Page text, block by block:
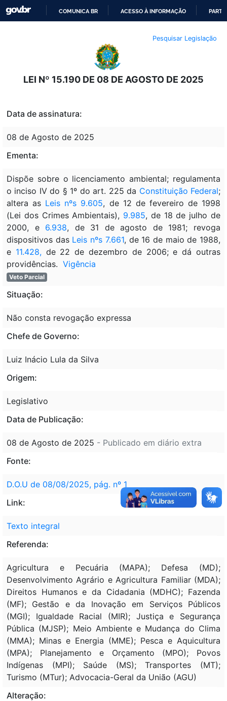
O
CONTEÚDO
COMUNICA BR ACESSO À INFORMAÇÃO
Pesquisar Legislação
LEI Nº 15.190 DE 08 DE AGOSTO DE 2025
Data de assinatura:
08 de Agosto de 2025
Ementa:
Dispõe sobre o licenciamento ambiental; regulamenta
o inciso IV do § 1º do art. 225 da Constituição Federal;
altera as Leis nºs 9.605, de 12 de fevereiro de 1998
(Lei dos Crimes Ambientais), 9.985, de 18 de julho de
2000, e 6.938, de 31 de agosto de 1981; revoga
dispositivos das Leis nºs 7.661, de 16 de maio de 1988,
e 11.428,de 22 de dezembro de 2006; e dá outras
providências. Vigência
Veto Parcial
Situação:
Não consta revogação expressa
Chefe de Governo:
Luiz Inácio Lula da Silva
Origem:
Legislativo
Data de Publicação:
08 de Agosto de 2025 - Publicado em diário extra
Fonte:
D.O.U de 08/08/2025, pág. nº 1
Link:
Texto integral
Referenda:
Agricultura e Pecuária (MAPA); Defesa (MD);
Desenvolvimento Agrário e Agricultura Familiar (MDA);
Direitos Humanos e da Cidadania (MDHC); Fazenda
(MF); Gestão e da Inovação em Serviços Públicos
(MGI); Igualdade Racial (MIR); Justiça e Segurança
Pública (MJSP); Meio Ambiente e Mudança do Clima
(MMA); Minas e Energia (MME); Pesca e Aquicultura
(MPA); Planejamento e Orçamento (MPO); Povos
Indígenas (MPI); Saúde (MS); Transportes (MT);
Turismo (MTur); Advocacia-Geral da União (AGU)
Alteração: